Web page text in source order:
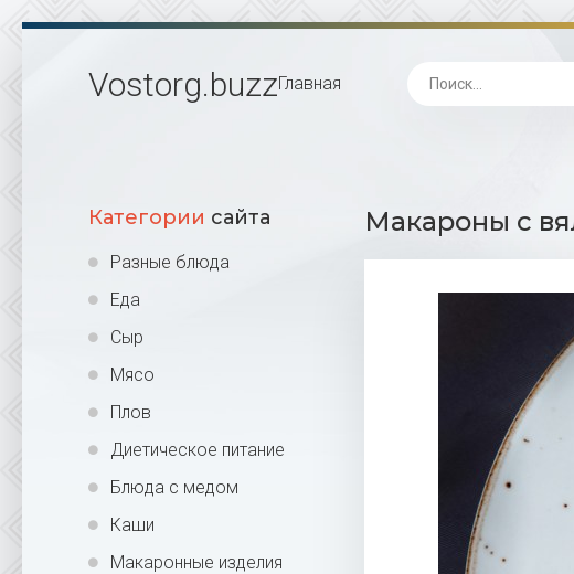
Vostorg.buzzГлавная
Категории сайта
Разные блюда
Еда
Сыр
Мясо
Плов
Диетическое питание
Блюда с медом
Каши
Макаронные изделия
Макароны с